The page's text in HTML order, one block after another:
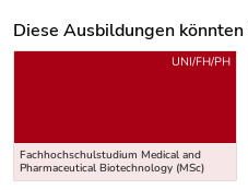
Diese Ausbildungen
Uber weitere
Fachhochschulstudium Medical and
Pharmaceutical Biotechnology (MSc)
UNI/FH/PH